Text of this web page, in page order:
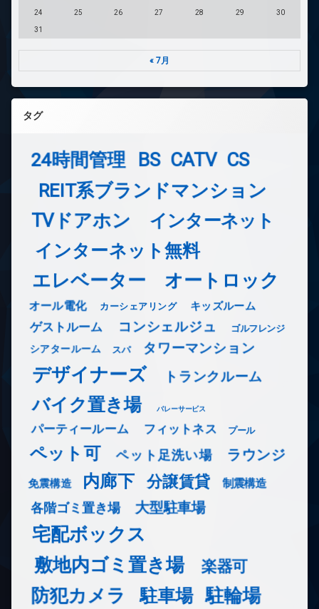
24 25 26 27 28 29 30
31
« 7月
タグ
24時間管理 BS CATV CS
REIT系ブランドマンション
TVドアホン インターネット
インターネット無料
エレベーター オートロック
オール電化 カーシェアリング キッズルーム
ゲストルーム コンシェルジュ ゴルフレンジ
シアタールーム スパ タワーマンション
デザイナーズ トランクルーム
バイク置き場 バレーサービス
パーティールーム フィットネス プール
ペット可 ペット足洗い場 ラウンジ
免震構造 内廊下 分譲賃貸 制震構造
各階ゴミ置き場 大型駐車場
宅配ボックス
敷地内ゴミ置き場
楽器可
防犯カメラ 駐車場 駐輪場